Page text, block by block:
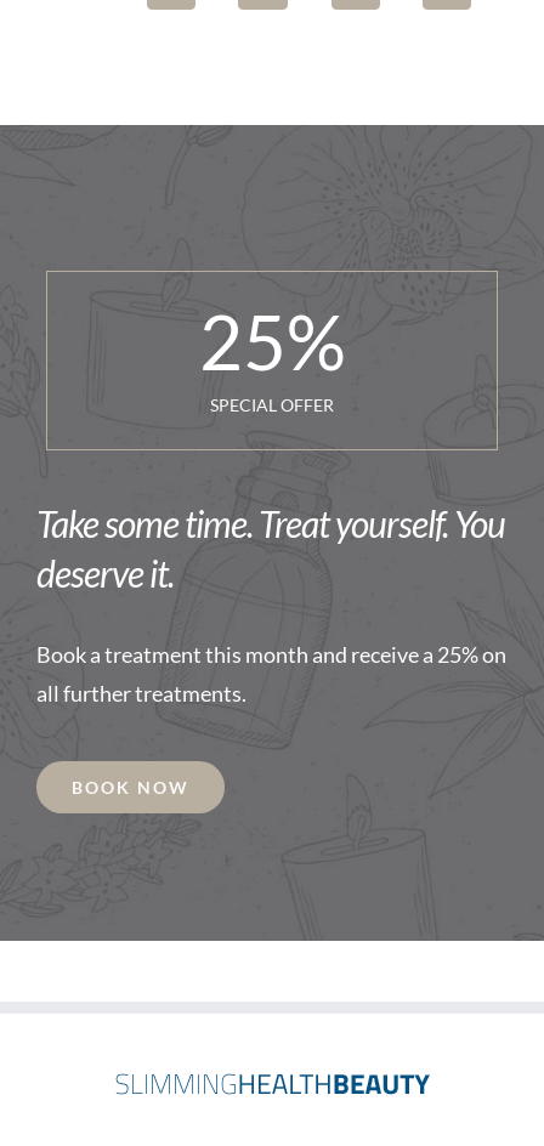
25%
SPECIAL OFFER
Take some time. Treat yourself. You
deserve it.
Book a treatment this month and receive a 25% on
all further treatments.
BOOK NOW